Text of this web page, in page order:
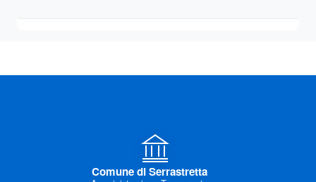
Comune di Serrastretta